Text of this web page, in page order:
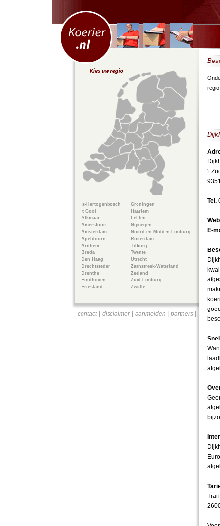
Groningen
Haarlem
Leiden
Nijmegen
Noord en Midden Limburg
Rotterdam
Tilburg
Twente
Utrecht
Zaanstreek-Waterland
Zeeland
Zuid-Limburg
Zwolle
's-Hertogenbosch
't Gooi
Alkmaar
Amersfoort
Amsterdam
Apeldoorn
Arnhem
Breda
Den Haag
Drechtsteden
Drenthe
Eindhoven
Friesland
contact| disclaimer| aanmelden partners|
't
Tel.
E-